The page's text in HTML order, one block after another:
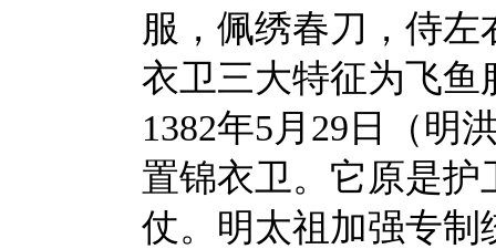
服，佩绣春刀，侍
衣卫三大特征为飞
1382年5月29日（明
置锦衣卫。它原是
仗。明太祖加强专